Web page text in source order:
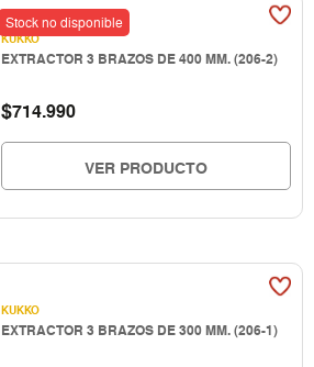
Stock no disponible
KUKKO
EXTRACTOR 3 BRAZOS DE 400 MM. (206-2)
$714.990
VER PRODUCTO
KUKKO
EXTRACTOR 3 BRAZOS DE 300 MM. (206-1)